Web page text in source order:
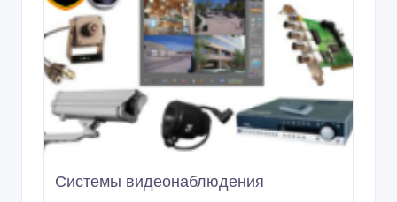
Системы видеонаблюдения